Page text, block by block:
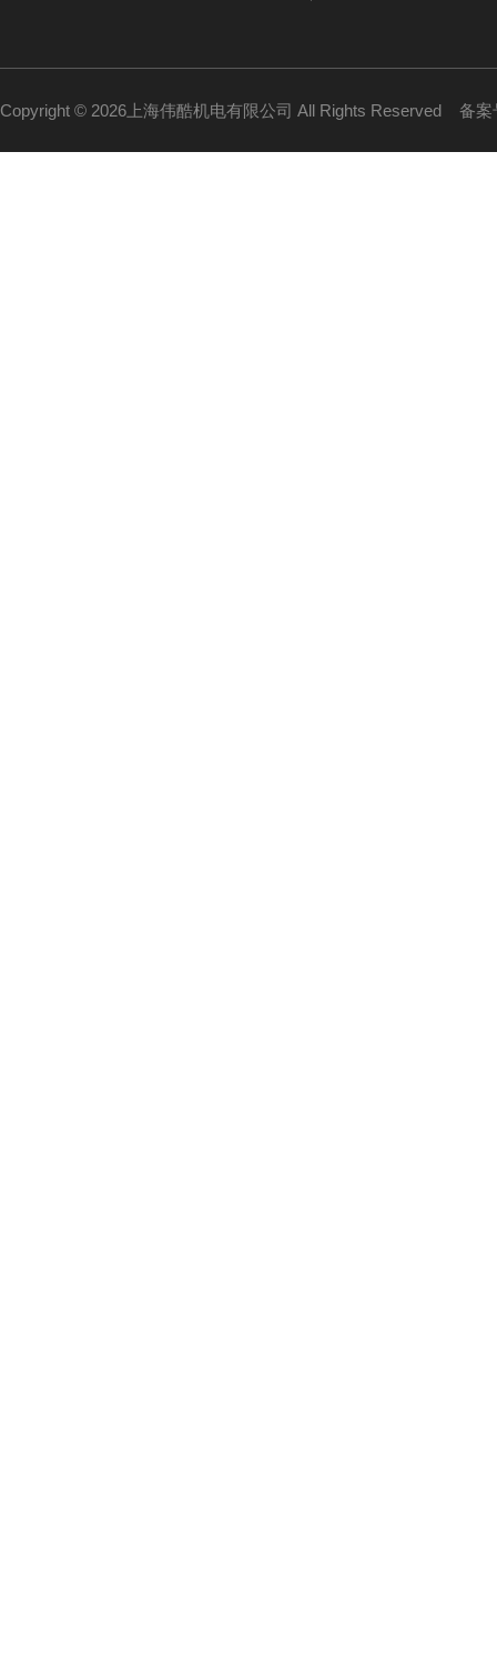
Copyright © 2026上海伟酷机电有限公司 All Rights Reserved 备案